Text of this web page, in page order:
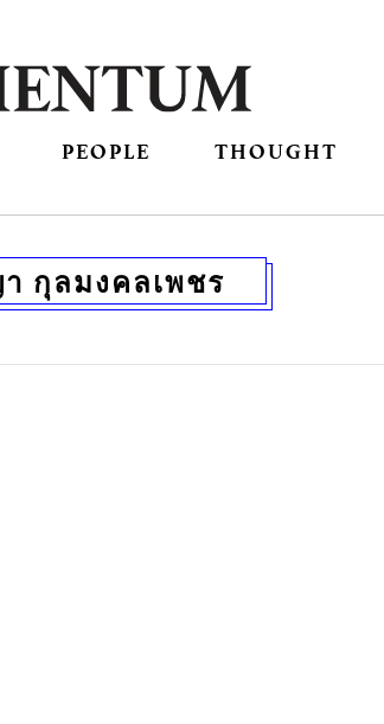
PEOPLE THOUGHT
กุลมงคลเพชร